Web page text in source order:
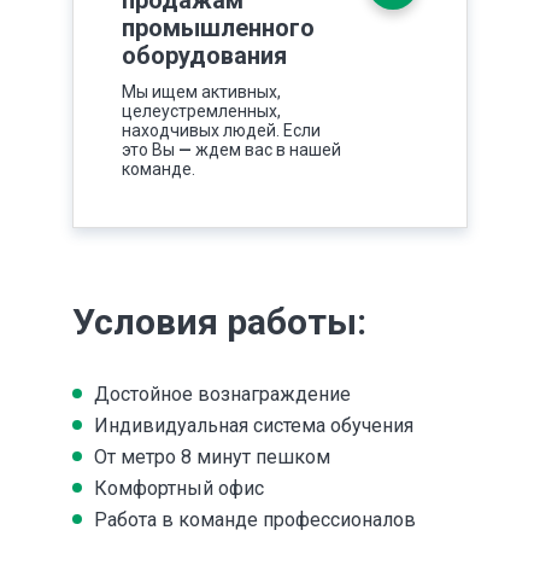
промышленного
оборудования
Мы ищем активных,
целеустремленных,
находчивых людей. Если
это Вы — ждем вас в нашей
команде.
Условия работы:
Достойное вознаграждение
Индивидуальная система обучения
От метро 8 минут пешком
Комфортный офис
Работа в команде профессионалов